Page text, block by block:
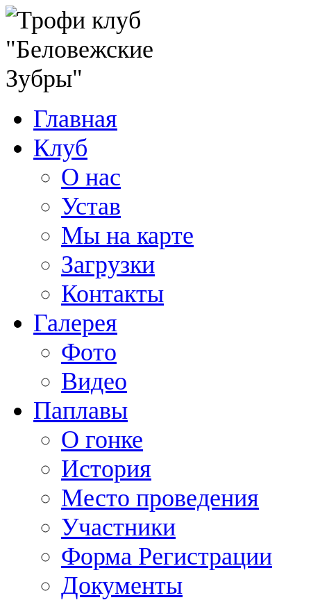
Главная
Клуб
О нас
Устав
Мы на карте
Загрузки
Контакты
Галерея
Фото
Видео
Паплавы
О гонке
История
Место проведения
Участники
Форма Регистрации
Документы